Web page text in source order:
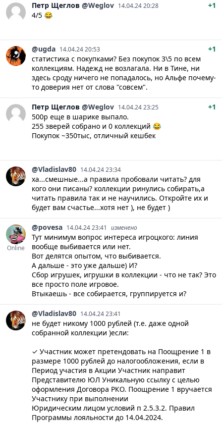
Петр Щеглов @Weglov 14.04.24 20:28
+1
4/5 😂
@ugda 14.04.24 20:53
+1
статистика с покупками? Без покупок 3\5 по всем
коллекциям. Надежд не возлагала. Ни в Тине, ни
здесь сроду ничего не попадалось, но Альфе почему-
то доверия нет от слова "совсем".
Петр Щеглов @Weglov 14.04.24 23:25
+1
500р еще в шарике выпало.
255 зверей собрано и 0 коллекций 😂
Покупок ~350тыс, отличный кешбек
@Vladislav80 14.04.24 23:34
ха...смешные...а правила пробовали читать? для
кого они писаны? коллекции ринулись собирать,а
читать правила так и не научились. Откройте их и
будет вам счастье...хотя нет ), не будет )
Online
@povesa 14.04.24 23:41 изменено
Тут минимум вопрос интереса игроцкого: линия
вообще выбивается или нет.
Вот делятся опытом, что выбивается.
А дальше - это уже дальше) И?
Сбор игрушек, игрушки в коллекции - что не так? Это
все просто поле игровое.
Втыкаешь - все собирается, группируется и?
@Vladislav80 14.04.24 23:41
не будет никому 1000 рублей (т.е. даже одной
собранной коллекции )если:
✓ Участник может претендовать на Поощрение 1 в
размере 1000 рублей до налогообложения, если в
Период участия в Акции Участник направит
Представителю ЮЛ Уникальную ссылку с целью
оформления Договора РКО. Поощрение 1 вручается
Участнику при выполнении
Юридическим лицом условий п 2.5.3.2. Правил
Программы лояльности до 14.04.2024.